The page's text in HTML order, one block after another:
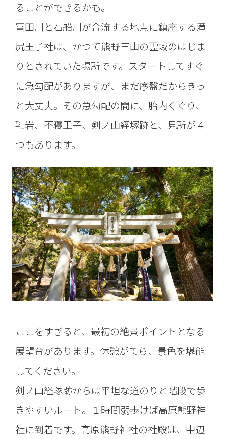
ることができるかも。
富田川と石船川が合流する地点に鎮座する滝
尻王子社は、かつて熊野三山の霊域のはじま
りとされていた場所です。スタートしてすぐ
に急勾配がありますが、まだ序盤だからきっ
と大丈夫。その急勾配の間に、胎内くぐり、
乳岩、不寝王子、剣ノ山経塚跡と、見所が４
つもあります。
ここをすぎると、最初の絶景ポイントとなる
展望台があります。休憩がてら、景色を堪能
してください。
剣ノ山経塚跡からは平坦な道のりと階段で歩
きやすいルート。１時間弱歩けば高原熊野神
社に到着です。高原熊野神社の社殿は、中辺